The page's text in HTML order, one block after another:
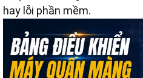
hay lỗi phần mềm.